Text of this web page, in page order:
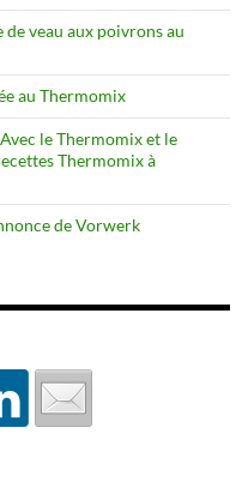
veau aux poivrons au
au Thermomix
le Thermomix et le
Thermomix à
de Vorwerk